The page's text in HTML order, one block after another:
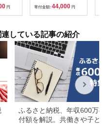
府門
円
ッツグレー、WG グレ
イッシュホワイト】大
阪府門真市 家電 電化
活家電 新生活 新生活
応援
寄付金額: 44,000 円
している記事の紹介
ふるさと納税、年収600万の
付額を解説。共働きや子ども